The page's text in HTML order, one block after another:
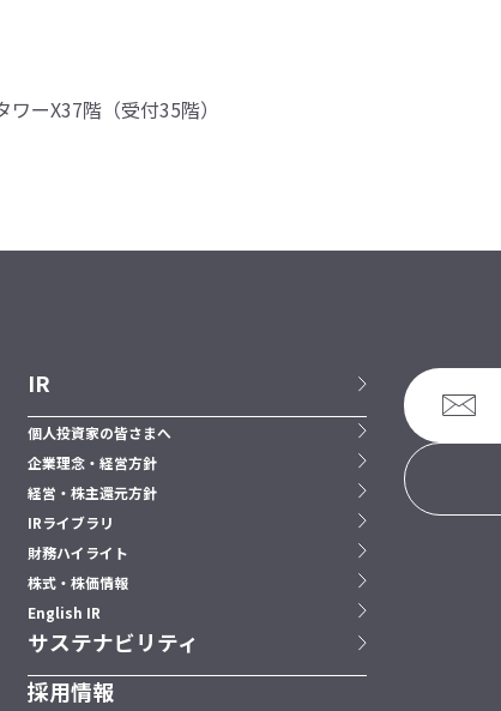
ーX37階（受付35階）
IR
個人投資家の皆さまへ
企業理念・経営方針
経営・株主還元方針
IRライブラリ
財務ハイライト
株式・株価情報
English IR
サステナビリティ
採用情報